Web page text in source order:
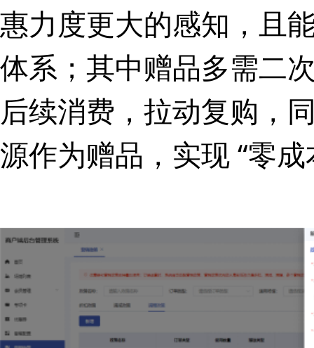
惠力度更大的感知 ，且
体系；其中赠品多需二
后续消费，拉动复购 ，
源作为赠品 ， 实现 “零